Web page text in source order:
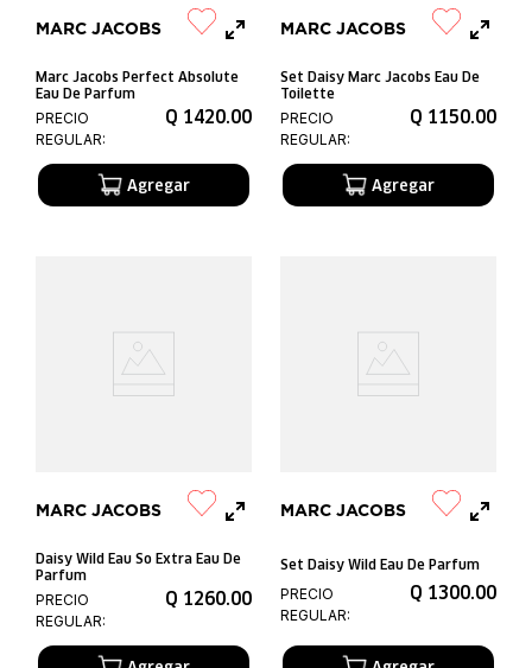
MARC JACOBS
Marc Jacobs Perfect Absolute
Eau De Parfum
PRECIO
REGULAR:
Q 1420.00
MARC JACOBS
Set Daisy Marc Jacobs Eau De
Toilette
PRECIO
REGULAR:
Q 1150.00
MARC JACOBS
Daisy Wild Eau So Extra Eau De
Parfum
PRECIO
REGULAR:
Q 1260.00
MARC JACOBS
Set Daisy Wild Eau De Parfum
PRECIO
REGULAR:
Q 1300.00